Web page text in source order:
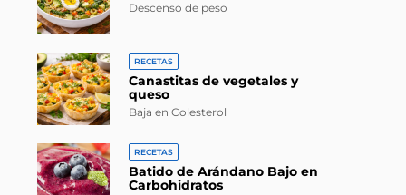
Descenso de peso
RECETAS
Canastitas de vegetales y
queso
Baja en Colesterol
RECETAS
Batido de Arándano Bajo en
Carbohidratos